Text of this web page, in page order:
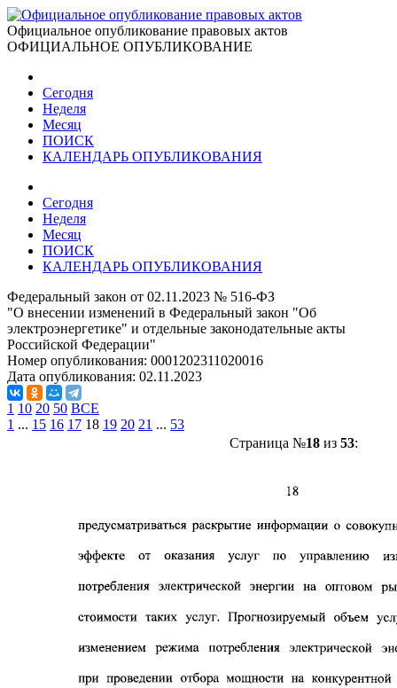
Официальное опубликование правовых актов
ОФИЦИАЛЬНОЕ ОПУБЛИКОВАНИЕ
Сегодня
Неделя
Месяц
ПОИСК
КАЛЕНДАРЬ ОПУБЛИКОВАНИЯ
Сегодня
Неделя
Месяц
ПОИСК
КАЛЕНДАРЬ ОПУБЛИКОВАНИЯ
Федеральный закон от 02.11.2023 № 516-ФЗ
"О внесении изменений в Федеральный закон "Об
электроэнергетике" и отдельные законодательные акты
Российской Федерации"
Номер опубликования: 0001202311020016
Дата опубликования: 02.11.2023
1 10 20 50 ВСЕ
1 ... 15 16 17 18 19 20 21 ... 53
Страница №18из 53: